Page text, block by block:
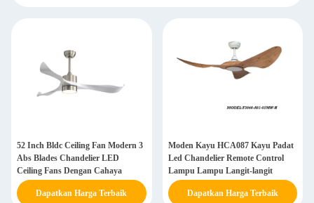
52 Inch Bldc Ceiling Fan Modern 3
Abs Blades Chandelier LED
Ceiling Fans Dengan Cahaya
Dapatkan Harga Terbaik
Moden Kayu HCA087 Kayu Padat
Led Chandelier Remote Control
Lampu Lampu Langit-langit
Dapatkan Harga Terbaik